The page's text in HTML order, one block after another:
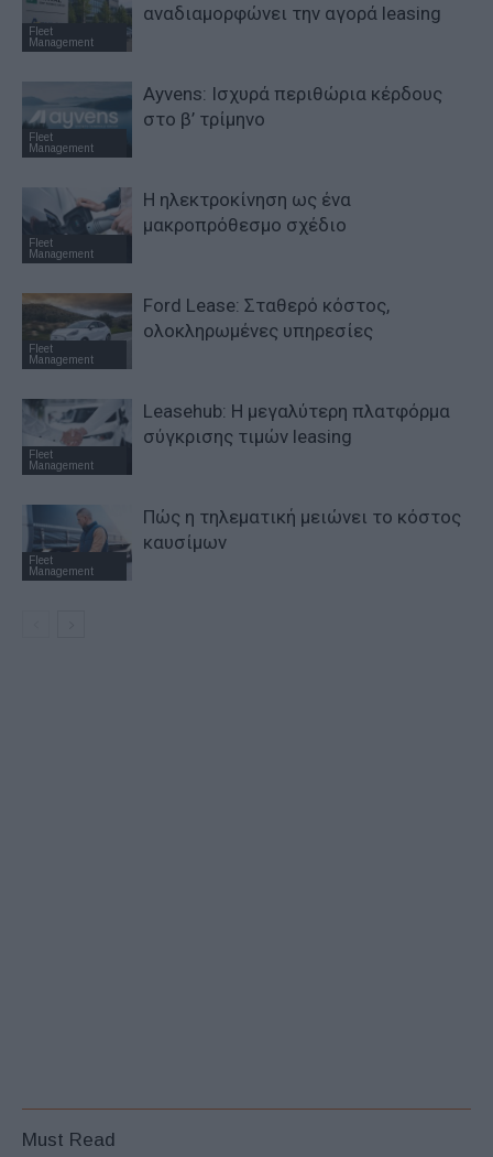
Fleet
Management
αναδιαμορφώνει την αγορά leasing
Fleet
Management
Ayvens: Iσχυρά περιθώρια κέρδους
στο β’ τρίμηνο
Fleet
Management
Η ηλεκτροκίνηση ως ένα
μακροπρόθεσμο σχέδιο
Fleet
Management
Ford Lease: Σταθερό κόστος,
ολοκληρωμένες υπηρεσίες
Fleet
Management
Leasehub: Η μεγαλύτερη πλατφόρμα
σύγκρισης τιμών leasing
Fleet
Management
Πώς η τηλεματική μειώνει το κόστος
καυσίμων
Must Read